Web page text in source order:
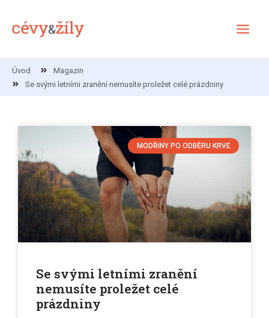
obsah
Menu
Úvod
Magazin
Se svými letními zranění nemusíte proležet celé prázdniny
MODŘINY PO ODBĚRU KRVE
Se svými letními zranění
nemusíte proležet celé
prázdniny